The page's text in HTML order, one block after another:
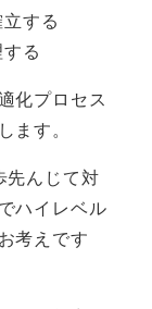
する
る
化プロセス
ます。
先んじて対
ハイレベル
考えです